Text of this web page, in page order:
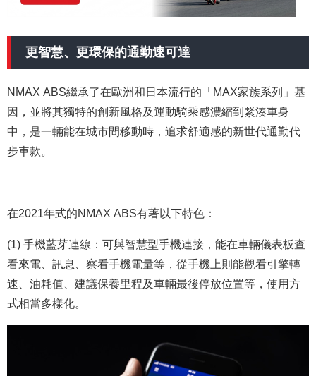
更智慧、更環保的通勤速可達
NMAX ABS繼承了在歐洲和日本流行的「MAX家族系列」基
因，並將其獨特的創新風格及運動騎乘感濃縮到緊湊車身
中，是一輛能在城市間移動時，追求舒適感的新世代通勤代
步車款。
在2021年式的NMAX ABS有著以下特色：
(1) 手機藍芽連線：可與智慧型手機連接，能在車輛儀表板查
看來電、訊息、察看手機電量等，從手機上則能觀看引擎轉
速、油耗值、建議保養里程及車輛最後停放位置等，使用方
式相當多樣化。